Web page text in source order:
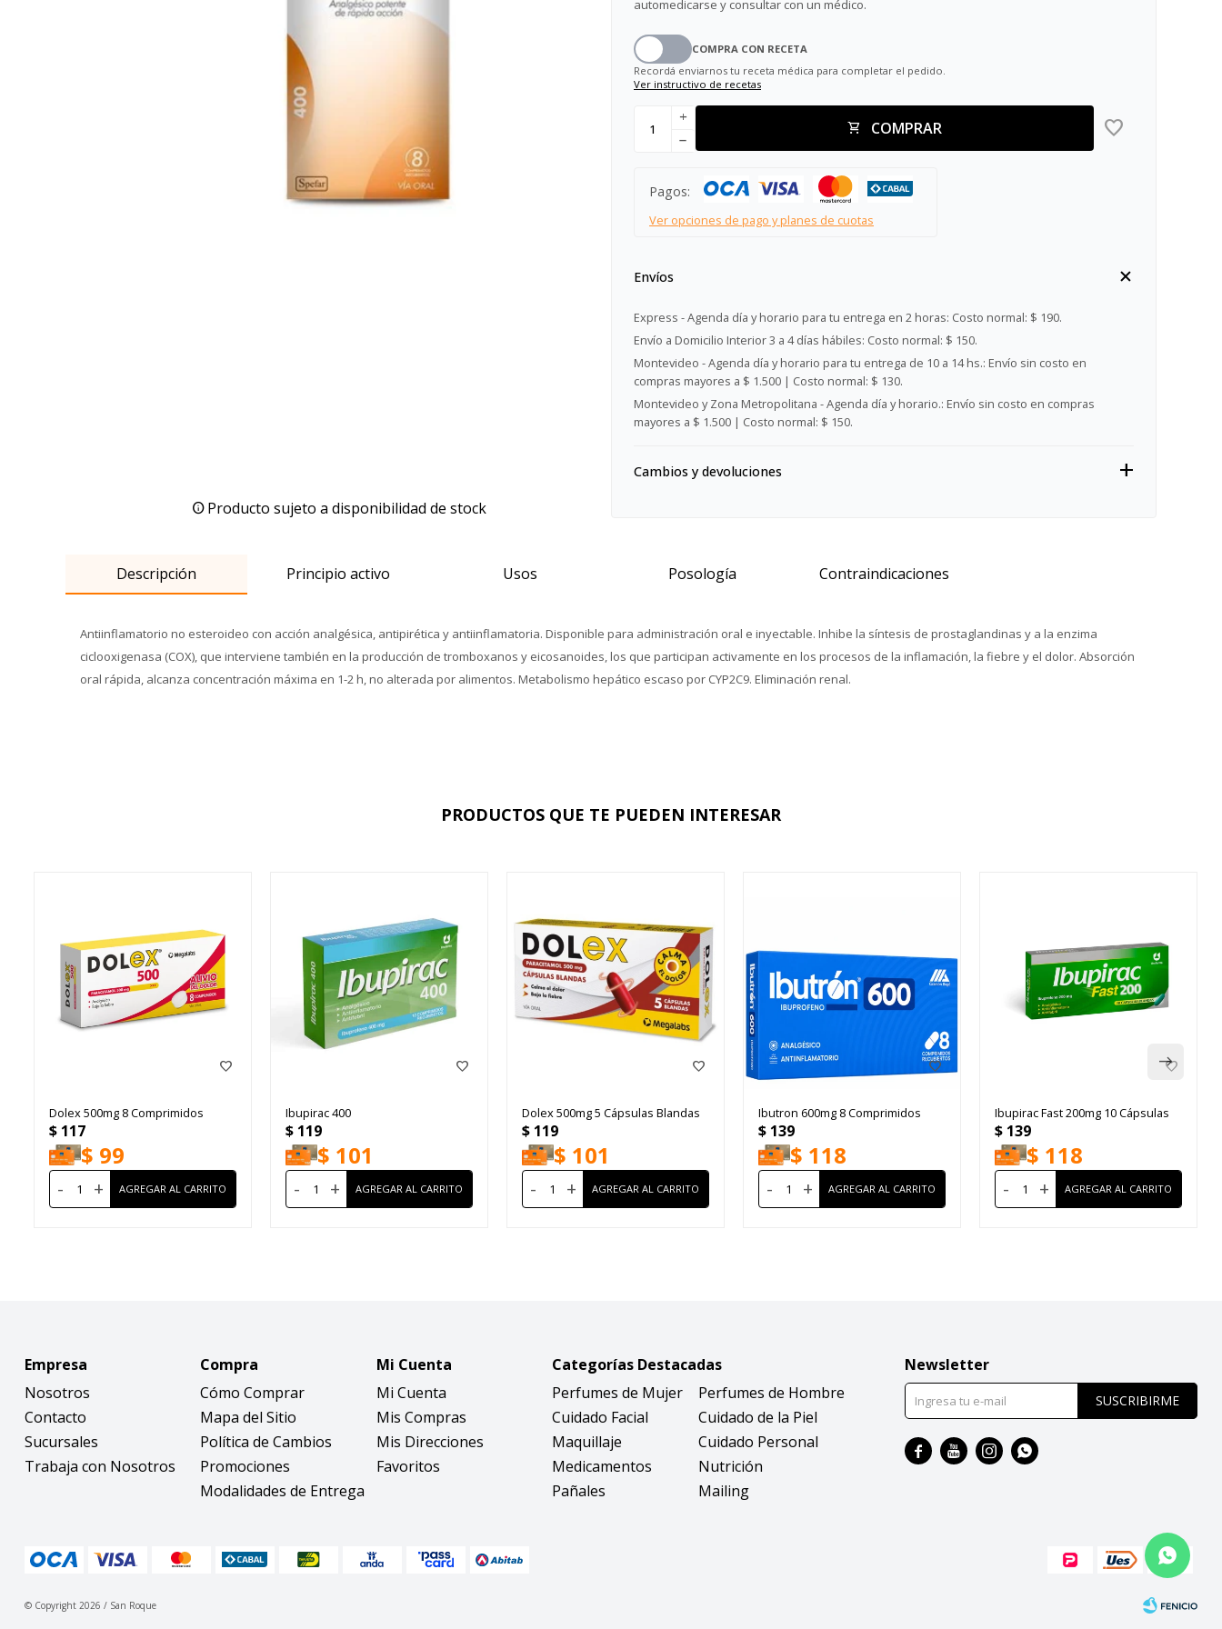
Producto sujeto a disponibilidad de stock
automedicarse y consultar con un médico.
COMPRA CON RECETA
Recordá enviarnos tu receta médica para completar el pedido.
Ver instructivo de recetas
COMPRAR
add
remove
Pagos:
Ver opciones de pago y planes de cuotas
Envíos
Express - Agenda día y horario para tu entrega en 2 horas: Costo normal: $ 190.
Envío a Domicilio Interior 3 a 4 días hábiles: Costo normal: $ 150.
Montevideo - Agenda día y horario para tu entrega de 10 a 14 hs.: Envío sin costo en
compras mayores a $ 1.500 | Costo normal: $ 130.
Montevideo y Zona Metropolitana - Agenda día y horario.: Envío sin costo en compras
mayores a $ 1.500 | Costo normal: $ 150.
Cambios y devoluciones
Descripción Principio activo Usos Posología Contraindicaciones
Antiinflamatorio no esteroideo con acción analgésica, antipirética y antiinflamatoria. Disponible para administración oral e inyectable. Inhibe la síntesis de prostaglandinas y a la enzima
ciclooxigenasa (COX), que interviene también en la producción de tromboxanos y eicosanoides, los que participan activamente en los procesos de la inflamación, la fiebre y el dolor. Absorción
oral rápida, alcanza concentración máxima en 1-2 h, no alterada por alimentos. Metabolismo hepático escaso por CYP2C9. Eliminación renal.
PRODUCTOS QUE TE PUEDEN INTERESAR
Dolex 500mg 8 Comprimidos
$ 117
$ 99
- +
Ibupirac 400
$ 119
$ 101
- +
Dolex 500mg 5 Cápsulas Blandas
$ 119
$ 101
- +
Ibutron 600mg 8 Comprimidos
$ 139
$ 118
- +
Ibupirac Fast 200mg 10 Cápsulas
$ 139
$ 118
- +
Empresa
Nosotros
Contacto
Sucursales
Trabaja con Nosotros
Compra
Cómo Comprar
Mapa del Sitio
Política de Cambios
Promociones
Modalidades de Entrega
Mi Cuenta
Mi Cuenta
Mis Compras
Mis Direcciones
Favoritos
Categorías Destacadas
Perfumes de Mujer
Perfumes de Hombre
Cuidado Facial
Cuidado de la Piel
Maquillaje
Cuidado Personal
Medicamentos
Nutrición
Pañales
Mailing
Newsletter
SUSCRIBIRME
   
© Copyright 2026 / San Roque